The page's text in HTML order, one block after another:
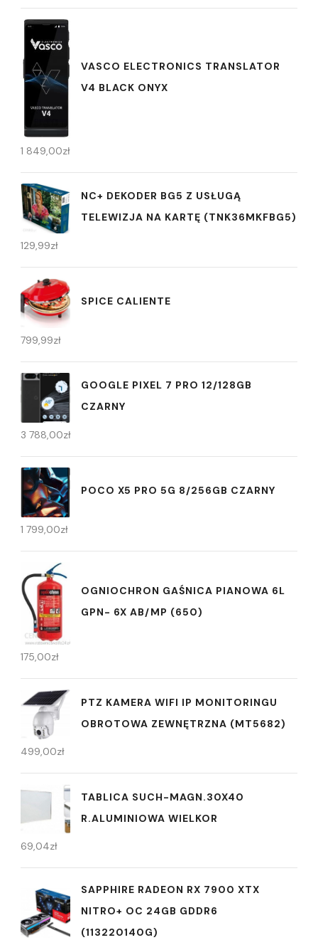
VASCO ELECTRONICS TRANSLATOR
V4 BLACK ONYX
1 849,00zł
NC+ DEKODER BG5 Z USŁUGĄ
TELEWIZJA NA KARTĘ (TNK36MKFBG5)
129,99zł
SPICE CALIENTE
799,99zł
GOOGLE PIXEL 7 PRO 12/128GB
CZARNY
3 788,00zł
POCO X5 PRO 5G 8/256GB CZARNY
1 799,00zł
OGNIOCHRON GAŚNICA PIANOWA 6L
GPN- 6X AB/MP (650)
175,00zł
PTZ KAMERA WIFI IP MONITORINGU
OBROTOWA ZEWNĘTRZNA (MT5682)
499,00zł
TABLICA SUCH-MAGN.30X40
R.ALUMINIOWA WIELKOR
69,04zł
SAPPHIRE RADEON RX 7900 XTX
NITRO+ OC 24GB GDDR6
(113220140G)